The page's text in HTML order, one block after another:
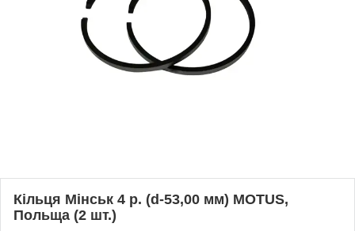
Кільця Мінськ 4 р. (d-53,00 мм) MOTUS,
Польща (2 шт.)